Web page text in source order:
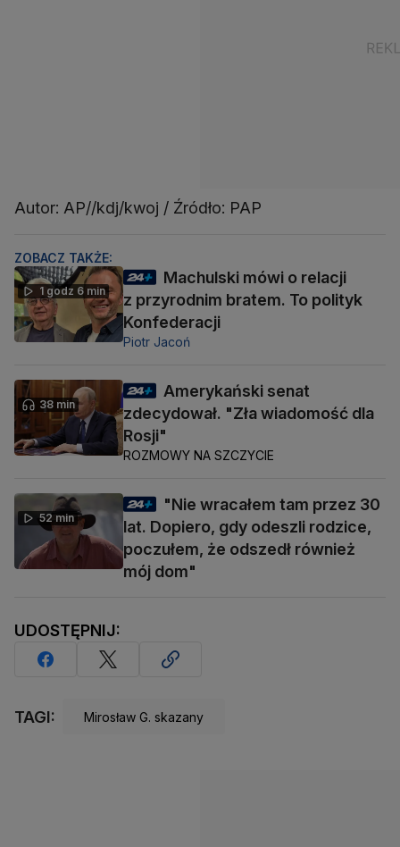
Autor: AP//kdj/kwoj / Źródło: PAP
ZOBACZ TAKŻE:
1 godz 6 min
Machulski mówi o relacji
z przyrodnim bratem. To polityk
Konfederacji
Piotr Jacoń
38 min
Amerykański senat
zdecydował. "Zła wiadomość dla
Rosji"
ROZMOWY NA SZCZYCIE
52 min
"Nie wracałem tam przez 30
lat. Dopiero, gdy odeszli rodzice,
poczułem, że odszedł również
mój dom"
UDOSTĘPNIJ:
TAGI: Mirosław G. skazany